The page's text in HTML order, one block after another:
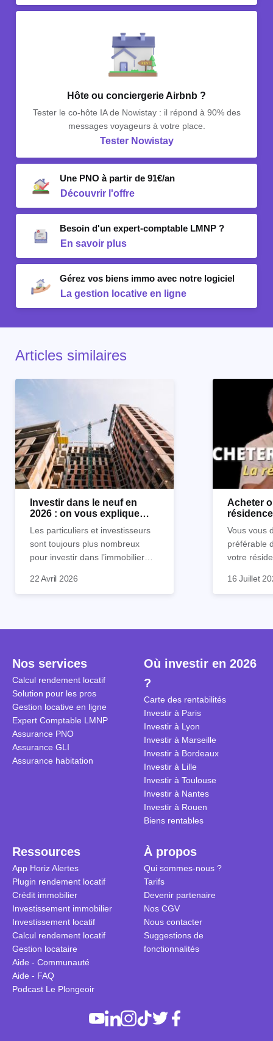
Hôte ou conciergerie Airbnb ?
Tester le co-hôte IA de Nowistay : il répond à 90% des
messages voyageurs à votre place.
Tester Nowistay
Une PNO à partir de 91€/an
Découvrir l'offre
Besoin d'un expert-comptable LMNP ?
En savoir plus
Gérez vos biens immo avec notre logiciel
La gestion locative en ligne
Articles similaires
Investir dans le neuf en
2026 : on vous explique
Les particuliers et investisseurs
sont toujours plus nombreux
pour investir dans l’immobilier
nombreux avantages à choisir ce
22 Avril 2026
Acheter
Vous vous
préférable
votre
pour
révèle ce
plus
16 Juillet
Nos services
Calcul rendement locatif
Solution pour les pros
Gestion locative en ligne
Expert Comptable LMNP
Assurance PNO
Assurance GLI
Assurance habitation
Où investir en 2026
?
Carte des rentabilités
Investir à Paris
Investir à Lyon
Investir à Marseille
Investir à Bordeaux
Investir à Lille
Investir à Toulouse
Investir à Nantes
Investir à Rouen
Biens rentables
Ressources
App Horiz Alertes
Plugin rendement locatif
Crédit immobilier
Investissement immobilier
Investissement locatif
Calcul rendement locatif
Gestion locataire
Aide - Communauté
Aide - FAQ
Podcast Le Plongeoir
À propos
Qui sommes-nous ?
Tarifs
Devenir partenaire
Nos CGV
Nous contacter
Suggestions de
fonctionnalités